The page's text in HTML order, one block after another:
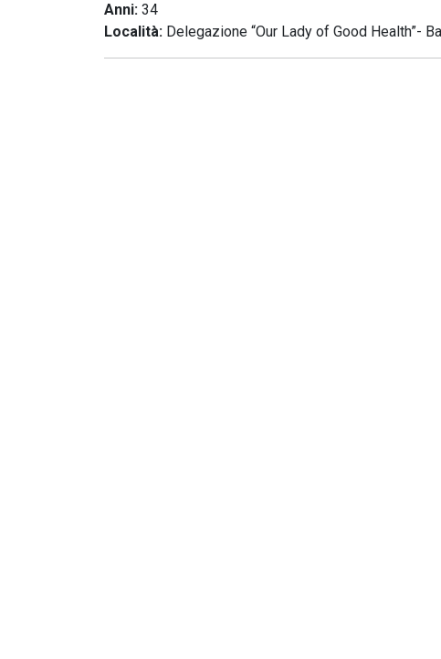
Anni: 34
Località: Delegazione “Our Lady of Good Health”-